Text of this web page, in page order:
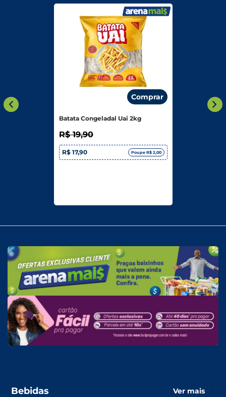
Comprar
Batata Congeladal Uai 2kg
R$ 19,90
R$ 17,90 Poupe R$ 2,00
Bebidas Ver mais